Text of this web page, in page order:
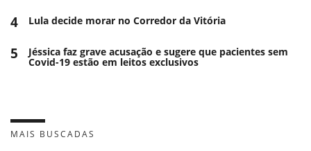
4 Lula decide morar no Corredor da Vitória
5 Jéssica faz grave acusação e sugere que pacientes sem
Covid-19 estão em leitos exclusivos
MAIS BUSCADAS